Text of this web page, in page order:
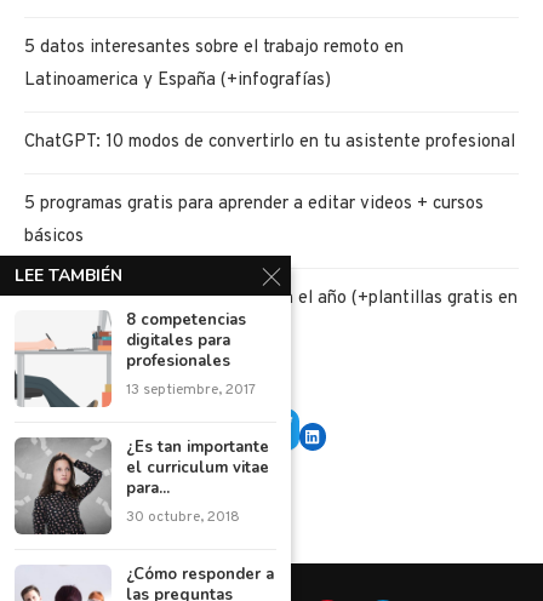
5 datos interesantes sobre el trabajo remoto en
Latinoamerica y España (+infografías)
ChatGPT: 10 modos de convertirlo en tu asistente profesional
5 programas gratis para aprender a editar videos + cursos
básicos
5 retos de ahorro para iniciar bien el año (+plantillas gratis en
PDF)
LEE TAMBIÉN
8 competencias
digitales para
profesionales
13 septiembre, 2017
¿Es tan importante
el curriculum vitae
para...
30 octubre, 2018
¿Cómo responder a
las preguntas